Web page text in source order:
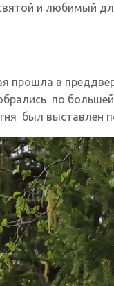
и любимый
прошла в
по
был